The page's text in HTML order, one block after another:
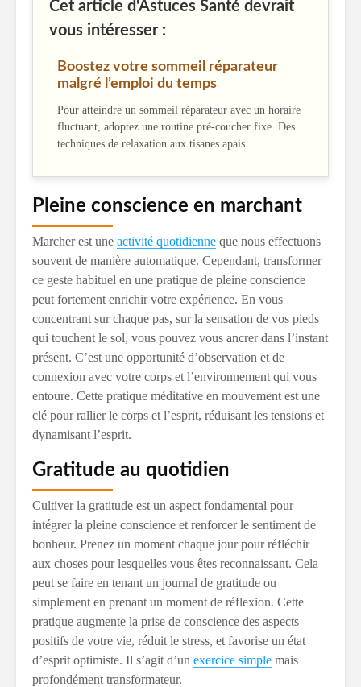
Cet article d'Astuces Santé devrait
vous intéresser :
Boostez votre sommeil réparateur
malgré l’emploi du temps
Pour atteindre un sommeil réparateur avec un horaire
fluctuant, adoptez une routine pré-coucher fixe. Des
techniques de relaxation aux tisanes apais...
Pleine conscience en marchant
Marcher est une activité quotidienne que nous effectuons
souvent de manière automatique. Cependant, transformer
ce geste habituel en une pratique de pleine conscience
peut fortement enrichir votre expérience. En vous
concentrant sur chaque pas, sur la sensation de vos pieds
qui touchent le sol, vous pouvez vous ancrer dans l’instant
présent. C’est une opportunité d’observation et de
connexion avec votre corps et l’environnement qui vous
entoure. Cette pratique méditative en mouvement est une
clé pour rallier le corps et l’esprit, réduisant les tensions et
dynamisant l’esprit.
Gratitude au quotidien
Cultiver la gratitude est un aspect fondamental pour
intégrer la pleine conscience et renforcer le sentiment de
bonheur. Prenez un moment chaque jour pour réfléchir
aux choses pour lesquelles vous êtes reconnaissant. Cela
peut se faire en tenant un journal de gratitude ou
simplement en prenant un moment de réflexion. Cette
pratique augmente la prise de conscience des aspects
positifs de votre vie, réduit le stress, et favorise un état
d’esprit optimiste. Il s’agit d’un exercice simple mais
profondément transformateur.